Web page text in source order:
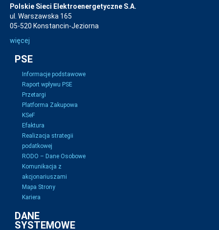
Polskie Sieci Elektroenergetyczne S.A.
ul. Warszawska 165
05-520 Konstancin-Jeziorna
więcej
PSE
Informacje podstawowe
Raport wpływu PSE
Przetargi
Platforma Zakupowa
KSeF
Efaktura
Realizacja strategii
podatkowej
RODO – Dane Osobowe
Komunikacja z
akcjonariuszami
Mapa Strony
Kariera
DANE
SYSTEMOWE